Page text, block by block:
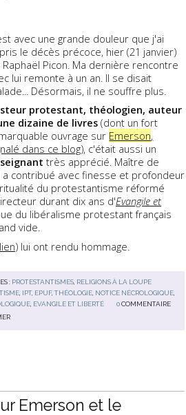
avec une grande douleur que j'ai
le décès précoce, hier (21 janvier)
Raphaël Picon. Ma dernière rencontre
lui remonte à un an. Il se disait
Désormais, il ne souffre plus.
protestant, théologien, auteur
dizaine de livres (dont un fort
ouvrage sur Emerson,
dans ce blog), c'était aussi un
très apprécié. Maître de
a contribué avec finesse et profondeur
du protestantisme réformé
durant dix ans d'Evangile et
du libéralisme protestant français
vide.
lien) lui ont rendu hommage.
: PROTESTANTISMES, RELIGIONS À LA LOUPE
IPT, EPUF,THÉOLOGIE NOTICE NÉCROLOGIQUE
EVANGILE ET LIBERTÉ 0 COMMENTAIRE
Emerson et le